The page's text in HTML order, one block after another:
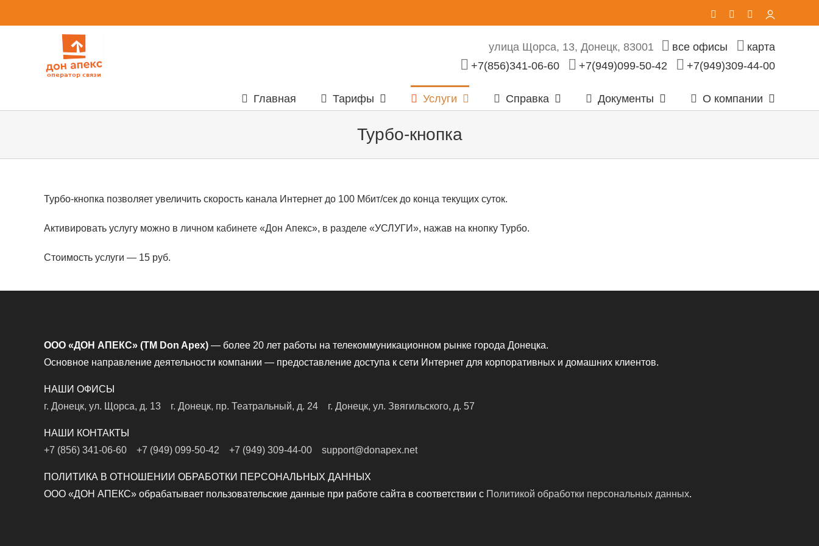
to
Telegram
EmailЛичный
кабинет
улица Щорса, 13, Донецк, 83001 все офисы
карта
+7(856)341-06-60
+7(949)099-50-42 +7(949)309-44-00
Главная Тарифы Услуги Справка Документы О компании
Турбо-кнопка
Турбо-кнопка позволяет увеличить скорость канала Интернет до 100 Мбит/сек до конца текущих суток.
Активировать услугу можно в личном кабинете «Дон Апекс», в разделе «УСЛУГИ», нажав на кнопку Турбо.
Стоимость услуги — 15 руб.
ООО «ДОН АПЕКС» (TM Don Apex) — более 20 лет работы на телекоммуникационном рынке города Донецка.
Основное направление деятельности компании — предоставление доступа к сети Интернет для корпоративных и домашних клиентов.
НАШИ ОФИСЫ
г. Донецк, ул. Щорса, д. 13
г. Донецк, пр. Театральный, д. 24 г. Донецк, ул. Звягильского, д. 57
НАШИ КОНТАКТЫ
+7 (856) 341-06-60
+7 (949) 099-50-42 +7 (949) 309-44-00 support@donapex.net
ПОЛИТИКА В ОТНОШЕНИИ ОБРАБОТКИ ПЕРСОНАЛЬНЫХ ДАННЫХ
ООО «ДОН АПЕКС» обрабатывает пользовательские данные при работе сайта в соответствии с Политикой обработки персональных данных.